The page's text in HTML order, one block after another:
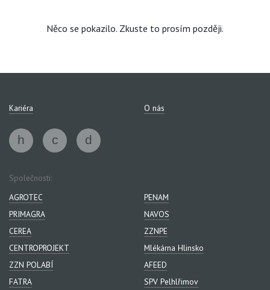
Něco se pokazilo. Zkuste to prosím později.
Kariéra O nás
Společnosti:
AGROTEC
PENAM
PRIMAGRA
NAVOS
CEREA
ZZNPE
CENTROPROJEKT
Mlékárna Hlinsko
ZZN POLABÍ
AFEED
FATRA
SPV Pelhlřimov